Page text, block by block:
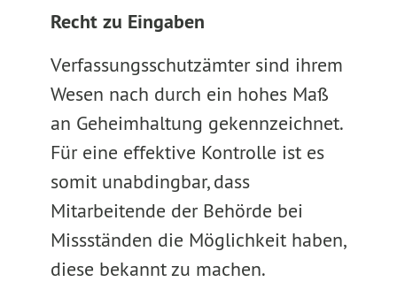
Recht zu Eingaben
Verfassungsschutzämter sind ihrem
Wesen nach durch ein hohes Maß
an Geheimhaltung gekennzeichnet.
Für eine effektive Kontrolle ist es
somit unabdingbar, dass
Mitarbeitende der Behörde bei
Missständen die Möglichkeit haben,
diese bekannt zu machen.